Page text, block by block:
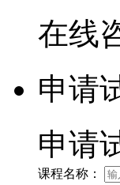
在线
申请
申请
课程名称：